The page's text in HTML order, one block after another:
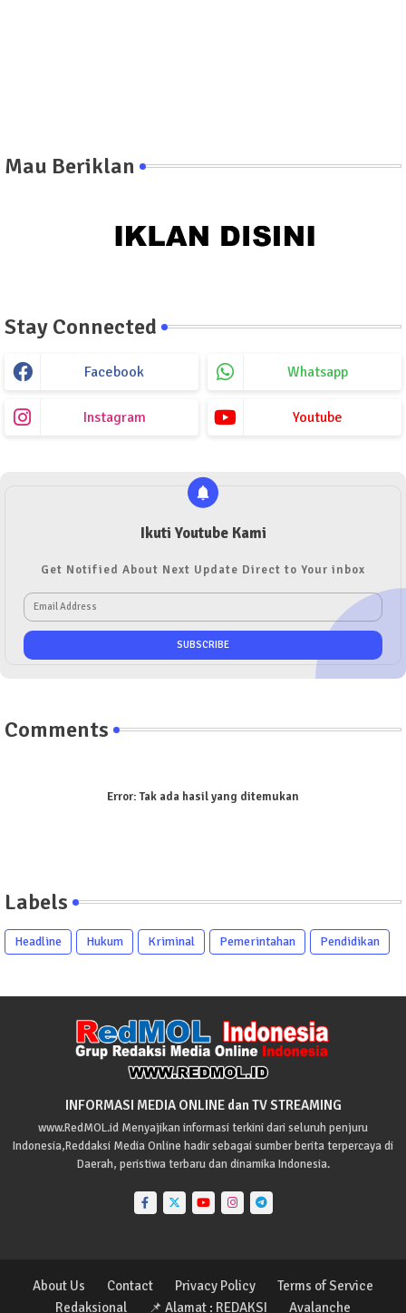
Mau Beriklan
Stay Connected
Facebook Whatsapp
Instagram Youtube
Ikuti Youtube Kami
Get Notified About Next Update Direct to Your inbox
Comments
Error:Tak ada hasil yang ditemukan
Labels
Headline Hukum Kriminal Pemerintahan Pendidikan
INFORMASI MEDIA ONLINE dan TV STREAMING
www.RedMOL.id Menyajikan informasi terkini dari seluruh penjuru
Indonesia,Reddaksi Media Online hadir sebagai sumber berita terpercaya di
Daerah, peristiwa terbaru dan dinamika Indonesia.
About Us Contact Privacy Policy
Terms of Service
Redaksional
📌 Alamat : REDAKSI Avalanche